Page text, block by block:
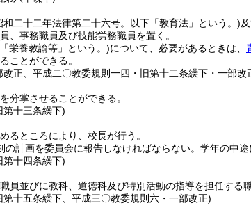
和二十二年法律第二十六号。以下「教育法」という。)
、事務職員及び技能労務職員を置く。
栄養教諭等」という。)について、必要があるときは、
ことができる。
正、平成二〇教委規則一四・旧第十二条繰下・一部
分掌させることができる。
第十三条繰下)
るところにより、校長が行う。
計画を委員会に報告しなければならない。 学年の中途
第十四条繰下)
員並びに教科、道徳科及び特別活動の指導を担任する
十五条繰下、平成三〇教委規則六・一部改正)